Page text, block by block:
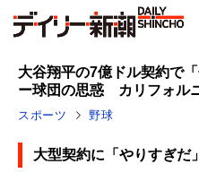
大谷翔平の7億ドル契約で
ー球団の思惑 カリフォル
スポーツ 野球
大型契約に「やりすぎだ